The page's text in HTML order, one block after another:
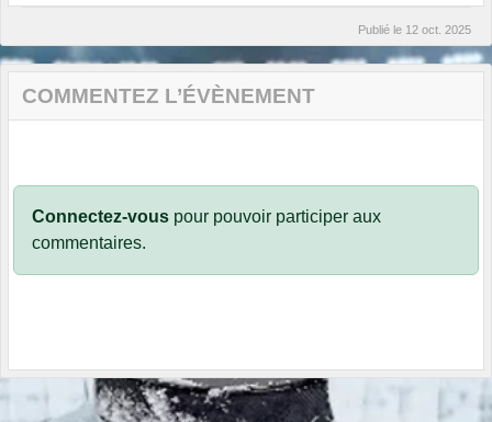
Publié le 12 oct. 2025
COMMENTEZ L’ÉVÈNEMENT
Connectez-vous pour pouvoir participer aux
commentaires.